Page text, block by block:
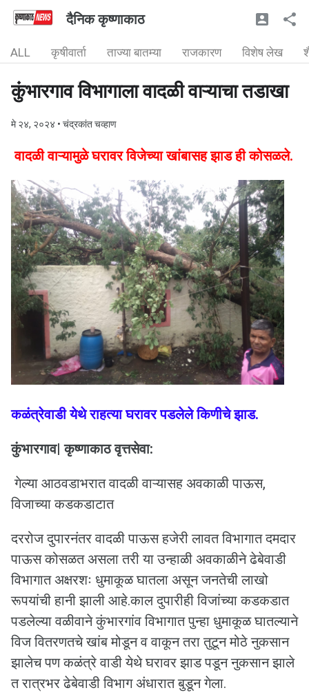
दैनिक कृष्णाकाठ
ALL कृषीवार्ता ताज्या बातम्या राजकारण विशेष लेख
कुंभारगाव विभागाला वादळी वाऱ्याचा तडाखा
मे २४, २०२४ • चंद्रकांत चव्हाण
वादळी वाऱ्यामुळे घरावर विजेच्या खांबासह झाड ही कोसळले.
कळंत्रेवाडी येथे राहत्या घरावर पडलेले किणीचे झाड.
कुंभारगाव| कृष्णाकाठ वृत्तसेवा:
गेल्या आठवडाभरात वादळी वाऱ्यासह अवकाळी पाऊस,
विजाच्या कडकडाटात
दररोज दुपारनंतर वादळी पाऊस हजेरी लावत विभागात दमदार
पाऊस कोसळत असला तरी या उन्हाळी अवकाळीने ढेबेवाडी
विभागात अक्षरशः धुमाकूळ घातला असून जनतेची लाखो
रूपयांची हानी झाली आहे.काल दुपारीही विजांच्या कडकडात
पडलेल्या वळीवाने कुंभारगांव विभागात पुन्हा धुमाकूळ घातल्याने
विज वितरणतचे खांब मोडून व वाकून तरा तुटून मोठे नुकसान
झालेच पण कळंत्रे वाडी येथे घरावर झाड पडून नुकसान झाले
त रात्रभर ढेबेवाडी विभाग अंधारात बुडून गेला.